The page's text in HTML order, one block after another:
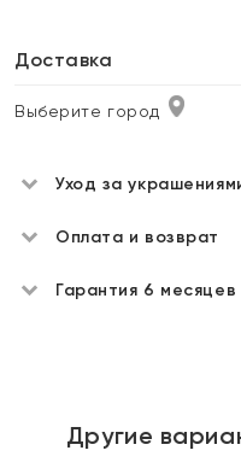
Доставка
Выберите город
Уход за
Оплата и возврат
Гарантия 6 месяцев
Другие